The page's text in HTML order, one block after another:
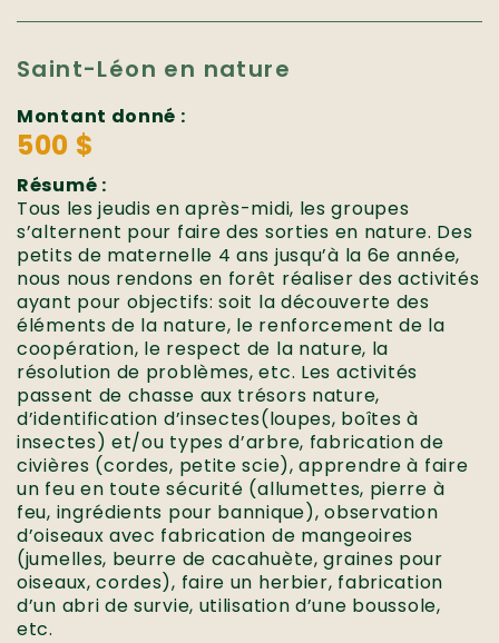
Saint-Léon en nature
Montant donné :
500 $
Résumé :
Tous les jeudis en après-midi, les groupes
s’alternent pour faire des sorties en nature. Des
petits de maternelle 4 ans jusqu’à la 6e année,
nous nous rendons en forêt réaliser des activités
ayant pour objectifs: soit la découverte des
éléments de la nature, le renforcement de la
coopération, le respect de la nature, la
résolution de problèmes, etc. Les activités
passent de chasse aux trésors nature,
d’identification d’insectes(loupes, boîtes à
insectes) et/ou types d’arbre, fabrication de
civières (cordes, petite scie), apprendre à faire
un feu en toute sécurité (allumettes, pierre à
feu, ingrédients pour bannique), observation
d’oiseaux avec fabrication de mangeoires
(jumelles, beurre de cacahuète, graines pour
oiseaux, cordes), faire un herbier, fabrication
d’un abri de survie, utilisation d’une boussole,
etc.